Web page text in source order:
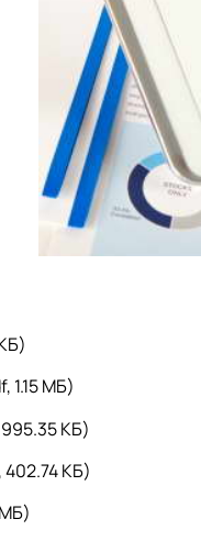
1.15 MБ)
995.35 КБ)
402.74 КБ)